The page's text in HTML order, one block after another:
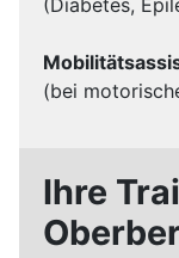
(Diabetes,
(bei
Ihre